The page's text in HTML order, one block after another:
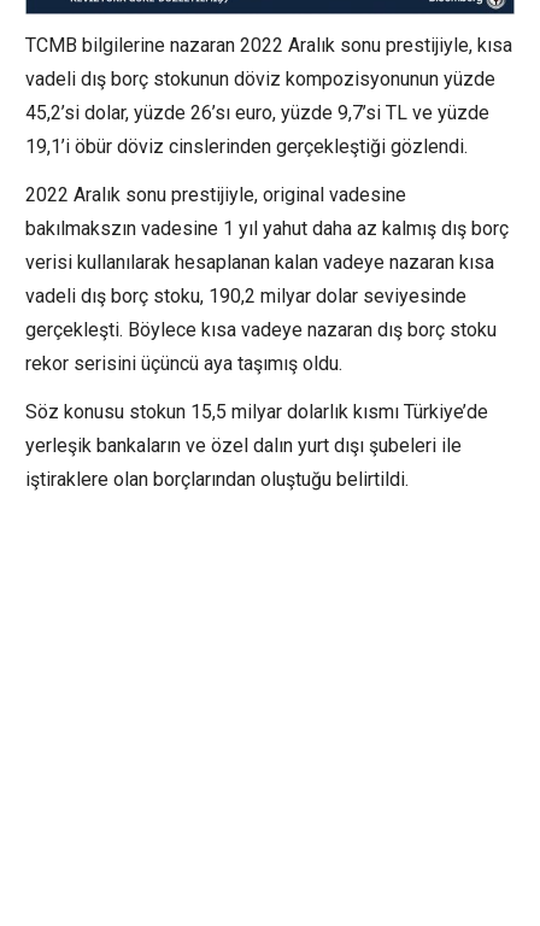
TCMB bilgilerine nazaran 2022 Aralık sonu prestijiyle, kısa
vadeli dış borç stokunun döviz kompozisyonunun yüzde
45,2’si dolar, yüzde 26’sı euro, yüzde 9,7’si TL ve yüzde
19,1’i öbür döviz cinslerinden gerçekleştiği gözlendi.
2022 Aralık sonu prestijiyle, original vadesine
bakılmakszın vadesine 1 yıl yahut daha az kalmış dış borç
verisi kullanılarak hesaplanan kalan vadeye nazaran kısa
vadeli dış borç stoku, 190,2 milyar dolar seviyesinde
gerçekleşti. Böylece kısa vadeye nazaran dış borç stoku
rekor serisini üçüncü aya taşımış oldu.
Söz konusu stokun 15,5 milyar dolarlık kısmı Türkiye’de
yerleşik bankaların ve özel dalın yurt dışı şubeleri ile
iştiraklere olan borçlarından oluştuğu belirtildi.